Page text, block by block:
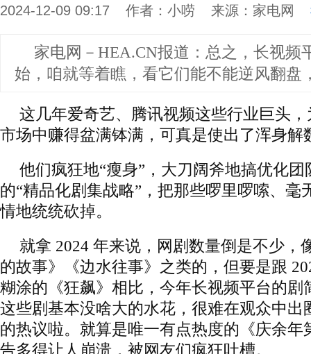
2024-12-09 09:17 作者： 小唠 来源： 家电网
家电网－HEA.CN报道： 总之，长视频
始，咱就等着瞧，看它们能不能逆风翻盘
这几年爱奇艺、腾讯视频这些行业巨头
市场中赚得盆满钵满，可真是使出了浑身解
他们疯狂地“瘦身”，大刀阔斧地搞优化
的“精品化剧集战略”，把那些啰里啰嗦、毫
情地统统砍掉。
就拿 2024 年来说，网剧数量倒是不少，
的故事》《边水往事》之类的，但要是跟
糊涂的《狂飙》相比，今年长视频平台的剧
这些剧基本没啥大的水花，很难在观众中出
的热议啦。就算是唯一有点热度的《庆余年
告多得让人崩溃，被网友们疯狂吐槽。